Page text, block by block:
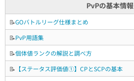
PvPの基本情報
📝GOバトルリーグ仕様まとめ
📝PvP用語集
📝個体値ランクの解説と調べ方
📝 【ステータス評価値①】CPとSCPの基本